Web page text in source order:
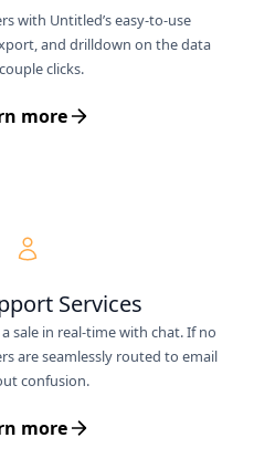
with Untitled’s easy-to-use
and drilldown on the data
clicks.
more
Services
sale in real-time with chat. If no
are seamlessly routed to email
confusion.
more